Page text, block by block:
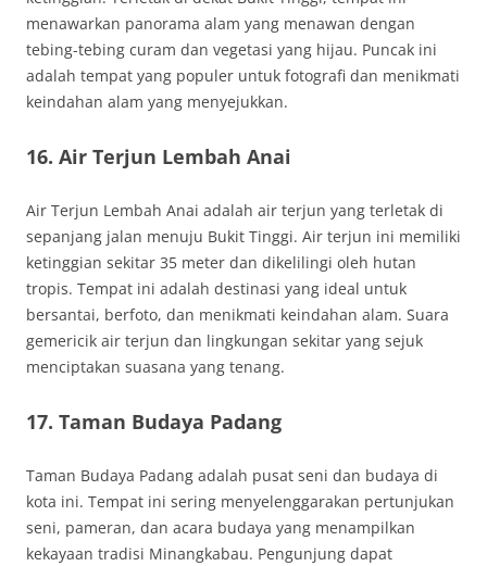
menawarkan panorama alam yang menawan dengan
tebing-tebing curam dan vegetasi yang hijau. Puncak ini
adalah tempat yang populer untuk fotografi dan menikmati
keindahan alam yang menyejukkan.
16. Air Terjun Lembah Anai
Air Terjun Lembah Anai adalah air terjun yang terletak di
sepanjang jalan menuju Bukit Tinggi. Air terjun ini memiliki
ketinggian sekitar 35 meter dan dikelilingi oleh hutan
tropis. Tempat ini adalah destinasi yang ideal untuk
bersantai, berfoto, dan menikmati keindahan alam. Suara
gemericik air terjun dan lingkungan sekitar yang sejuk
menciptakan suasana yang tenang.
17. Taman Budaya Padang
Taman Budaya Padang adalah pusat seni dan budaya di
kota ini. Tempat ini sering menyelenggarakan pertunjukan
seni, pameran, dan acara budaya yang menampilkan
kekayaan tradisi Minangkabau. Pengunjung dapat